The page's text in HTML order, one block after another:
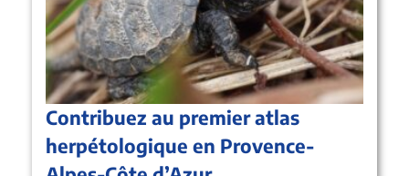
Contribuez au premier atlas
herpétologique en Provence-